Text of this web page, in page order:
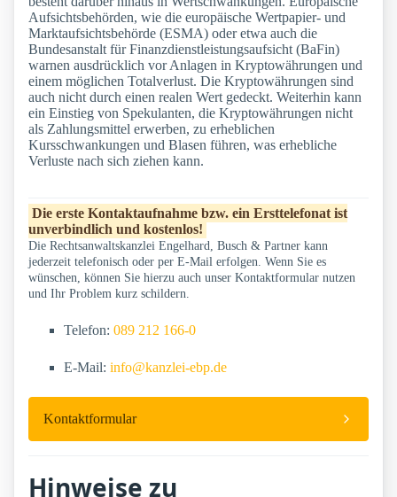
Aufsichtsbehörden, wie die europäische Wertpapier- und
Marktaufsichtsbehörde (ESMA) oder etwa auch die
Bundesanstalt für Finanzdienstleistungsaufsicht (BaFin)
warnen ausdrücklich vor Anlagen in Kryptowährungen und
einem möglichen Totalverlust. Die Kryptowährungen sind
auch nicht durch einen realen Wert gedeckt. Weiterhin kann
ein Einstieg von Spekulanten, die Kryptowährungen nicht
als Zahlungsmittel erwerben, zu erheblichen
Kursschwankungen und Blasen führen, was erhebliche
Verluste nach sich ziehen kann.
Die erste Kontaktaufnahme bzw. ein Ersttelefonat ist
unverbindlich und kostenlos!
Die Rechtsanwaltskanzlei Engelhard, Busch & Partner kann
jederzeit telefonisch oder per E-Mail erfolgen. Wenn Sie es
wünschen, können Sie hierzu auch unser Kontaktformular nutzen
und Ihr Problem kurz schildern.
Telefon: 089 212 166-0
E-Mail: info@kanzlei-ebp.de
Kontaktformular
Hinweise zu